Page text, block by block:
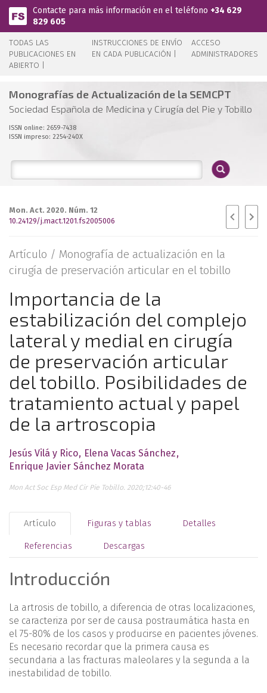
Pasar al contenido principal
Contacte para más información en el teléfono +34 629
829 605
TODAS LAS
PUBLICACIONES EN
ABIERTO |
INSTRUCCIONES DE ENVÍO
EN CADA PUBLICACIÓN |
ACCESO
ADMINISTRADORES
Monografías de Actualización de la SEMCPT
Sociedad Española de Medicina y Cirugía del Pie y Tobillo
ISSN online: 2659-7438
ISSN impreso: 2254-240X
Mon. Act. 2020. Núm. 12
10.24129/j.mact.1201.fs2005006
Artículo / Monografía de actualización en la
cirugía de preservación articular en el tobillo
Importancia de la
estabilización del complejo
lateral y medial en cirugía
de preservación articular
del tobillo. Posibilidades de
tratamiento actual y papel
de la artroscopia
Jesús Vilá y Rico
Elena Vacas Sánchez
Enrique Javier Sánchez Morata
Mon Act Soc Esp Med Cir Pie Tobillo. 2020;12:40-46
Artículo Figuras y tablas Detalles
Referencias Descargas
Introducción
La artrosis de tobillo, a diferencia de otras localizaciones,
se caracteriza por ser de causa postraumática hasta en
el 75-80% de los casos y producirse en pacientes jóvenes.
Es necesario recordar que la primera causa es
secundaria a las fracturas maleolares y la segunda a la
inestabilidad de tobillo.